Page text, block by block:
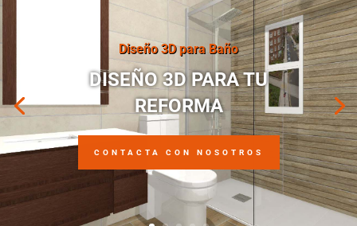
Diseño 3D para Baño
DISEÑO 3D PARA TU
REFORMA
CONTACTA CON NOSOTROS